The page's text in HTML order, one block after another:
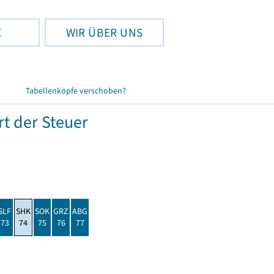
WIR ÜBER UNS
Tabellenköpfe verschoben?
der Steuer
73
SHK
74
SOK
75
GRZ
76
ABG
77